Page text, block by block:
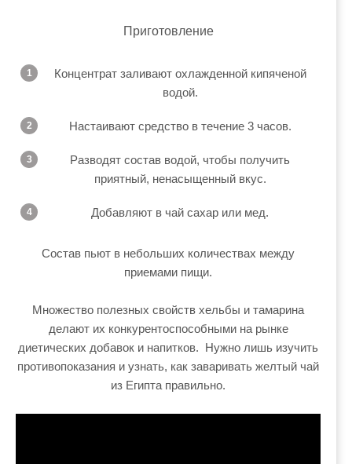
Приготовление
Концентрат заливают охлажденной кипяченой
водой.
Настаивают средство в течение 3 часов.
Разводят состав водой, чтобы получить
приятный, ненасыщенный вкус.
Добавляют в чай сахар или мед.
Состав пьют в небольших количествах между
приемами пищи.
Множество полезных свойств хельбы и тамарина
делают их конкурентоспособными на рынке
диетических добавок и напитков. Нужно лишь изучить
противопоказания и узнать, как заваривать желтый чай
из Египта правильно.